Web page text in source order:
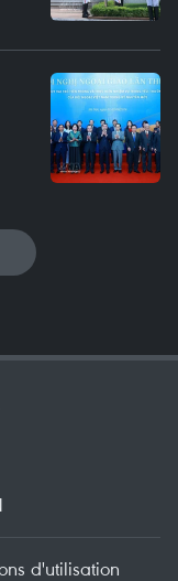
d'utilisation